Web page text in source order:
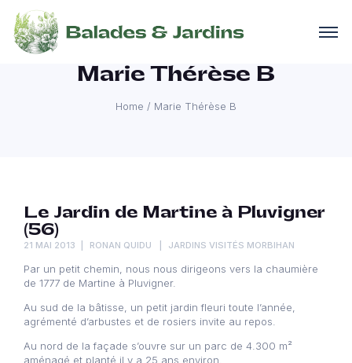
Marie Thérèse B
Home / Marie Thérèse B
Le Jardin de Martine à Pluvigner
(56)
21 MAI 2013 RONAN QUIDU JARDINS VISITÉS MORBIHAN
Par un petit chemin, nous nous dirigeons vers la chaumière
de 1777 de Martine à Pluvigner.
Au sud de la bâtisse, un petit jardin fleuri toute l’année,
agrémenté d’arbustes et de rosiers invite au repos.
Au nord de la façade s’ouvre sur un parc de 4.300 m²
aménagé et planté il y a 25 ans environ.